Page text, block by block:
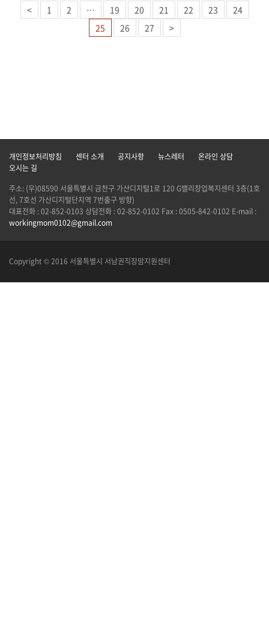
< 1 2 … 19 20 21 22 23
24
25
26 27 >
개인정보처리방침 센터 소개 공지사항 뉴스레터
온라인 상담
오시는 길
주소: (우)08590 서울특별시 금천구 가산디지털1로 120 G밸리창업복지센터 3층(1호
선, 7호선 가산디지털단지역 7번출구 방향)
대표전화 : 02-852-0103 상담전화 : 02-852-0102 Fax : 0505-842-0102 E-mail :
workingmom0102@gmail.com
Copyright © 2016 서울특별시 서남권직장맘지원센터